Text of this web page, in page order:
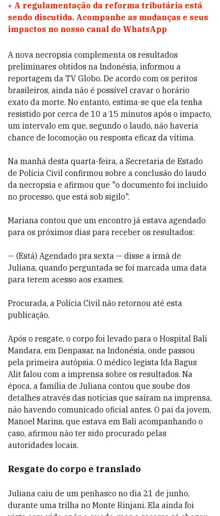
+ A regulamentação da reforma tributária está
sendo discutida. Acompanhe as mudanças e seus
impactos no nosso canal do WhatsApp
A nova necropsia complementa os resultados
preliminares obtidos na Indonésia, informou a
reportagem da TV Globo. De acordo com os peritos
brasileiros, ainda não é possível cravar o horário
exato da morte. No entanto, estima-se que ela tenha
resistido por cerca de 10 a 15 minutos após o impacto,
um intervalo em que, segundo o laudo, não haveria
chance de locomoção ou resposta eficaz da vítima.
Na manhã desta quarta-feira, a Secretaria de Estado
de Polícia Civil confirmou sobre a conclusão do laudo
da necropsia e afirmou que "o documento foi incluído
no processo, que está sob sigilo".
Mariana contou que um encontro já estava agendado
para os próximos dias para receber os resultados:
— (Está) Agendado pra sexta — disse a irmã de
Juliana, quando perguntada se foi marcada uma data
para terem acesso aos exames.
Procurada, a Polícia Civil não retornou até esta
publicação.
Após o resgate, o corpo foi levado para o Hospital Bali
Mandara, em Denpasar, na Indonésia, onde passou
pela primeira autópsia. O médico legista Ida Bagus
Alit falou com a imprensa sobre os resultados. Na
época, a família de Juliana contou que soube dos
detalhes através das notícias que saíram na imprensa,
não havendo comunicado oficial antes. O pai da jovem,
Manoel Marins, que estava em Bali acompanhando o
caso, afirmou não ter sido procurado pelas
autoridades locais.
Resgate do corpo e translado
Juliana caiu de um penhasco no dia 21 de junho,
durante uma trilha no Monte Rinjani. Ela ainda foi